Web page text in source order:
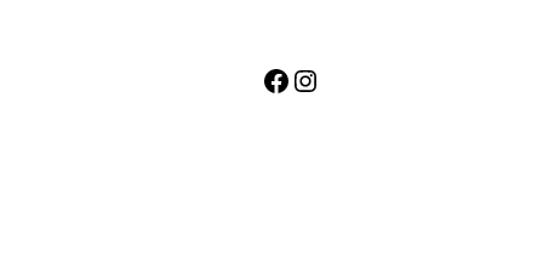
Facebook
Instagram